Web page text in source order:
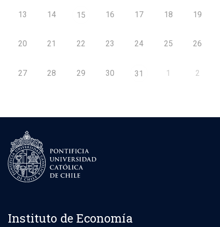
13 14 15 16 17 18 19
20 21 22 23 24 25 26
27 28 29 30 31 1 2
Instituto de Economía